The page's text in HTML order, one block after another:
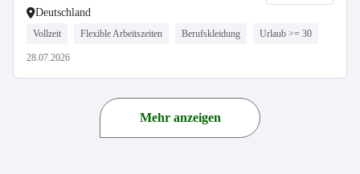
Deutschland
Vollzeit Flexible Arbeitszeiten Berufskleidung Urlaub >= 30
28.07.2026
Mehr anzeigen